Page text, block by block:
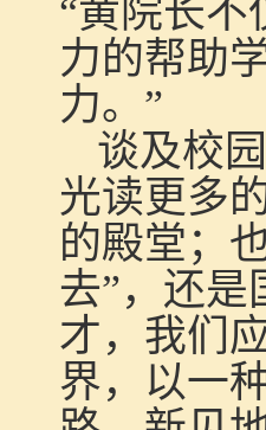
“黄院长
力的帮助
力。”
谈及校
光读更多
的殿堂；
去”，还是
才，我们
界，以一